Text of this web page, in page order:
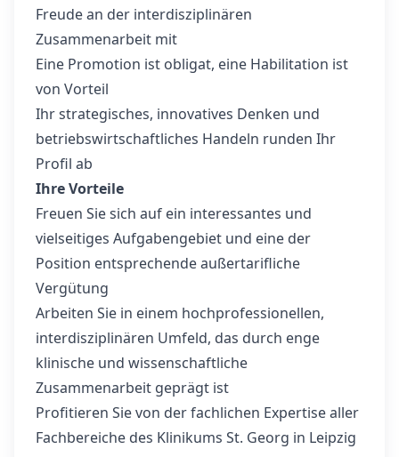
Freude an der interdisziplinären
Zusammenarbeit mit
Eine Promotion ist obligat, eine Habilitation ist
von Vorteil
Ihr strategisches, innovatives Denken und
betriebswirtschaftliches Handeln runden Ihr
Profil ab
Ihre Vorteile
Freuen Sie sich auf ein interessantes und
vielseitiges Aufgabengebiet und eine der
Position entsprechende außertarifliche
Vergütung
Arbeiten Sie in einem hochprofessionellen,
interdisziplinären Umfeld, das durch enge
klinische und wissenschaftliche
Zusammenarbeit geprägt ist
Profitieren Sie von der fachlichen Expertise aller
Fachbereiche des Klinikums St. Georg in Leipzig